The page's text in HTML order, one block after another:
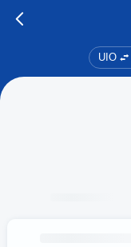
UIO